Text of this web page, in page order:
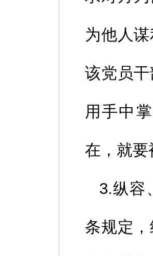
为他人
该党员
用手中
在，就
3.纵容
条规定